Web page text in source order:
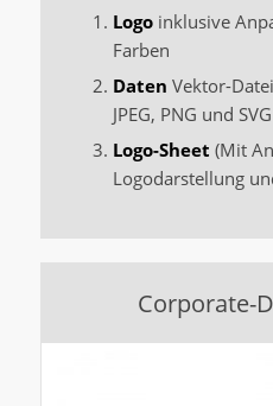
Logo inklusive
Farben
Daten Vektor-
JPEG, PNG und SVG
Logo-Sheet (Mit
Logodarstellung
Corporate-